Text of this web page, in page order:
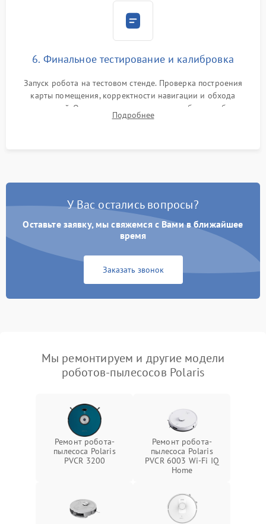
6. Финальное тестирование и калибровка
Запуск робота на тестовом стенде. Проверка построения
карты помещения, корректности навигации и обхода
препятствий. Оценка силы всасывания и работы турбины.
Тестирование автоматического возврата на док-станцию и
Подробнее
У Вас остались вопросы?
Оставьте заявку, мы свяжемся с Вами в ближайшее
время
Заказать звонок
Мы ремонтируем и другие модели
роботов-пылесосов Polaris
Ремонт робота-
пылесоса Polaris
PVCR 3200
Ремонт робота-
пылесоса Polaris
PVCR 6003 Wi-Fi IQ
Home